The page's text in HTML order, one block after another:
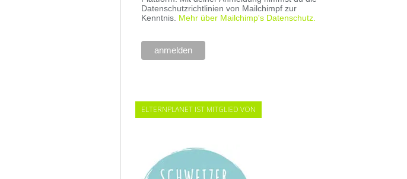
Datenschutzrichtlinien von Mailchimpf zur
Kenntnis. Mehr über Mailchimp's Datenschutz.
ELTERNPLANET IST MITGLIED VON